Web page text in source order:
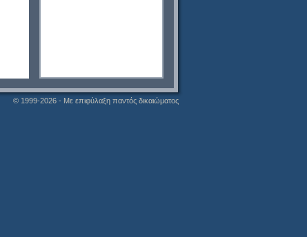
© 1999-2026 - Με επιφύλαξη παντός δικαιώματος